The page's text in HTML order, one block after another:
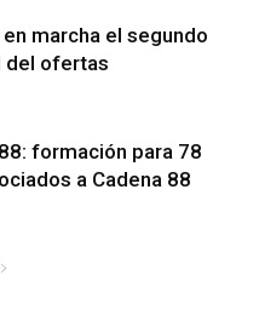
marcha el segundo
ofertas
formación para 78
a Cadena 88